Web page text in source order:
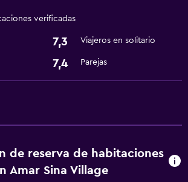
verificadas
7,3 Viajeros en solitario
7,4 Parejas
de reserva de habitaciones
Amar Sina Village